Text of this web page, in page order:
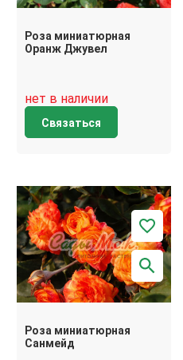
Роза миниатюрная
Оранж Джувел
нет в наличии
Связаться
Роза миниатюрная
Санмейд